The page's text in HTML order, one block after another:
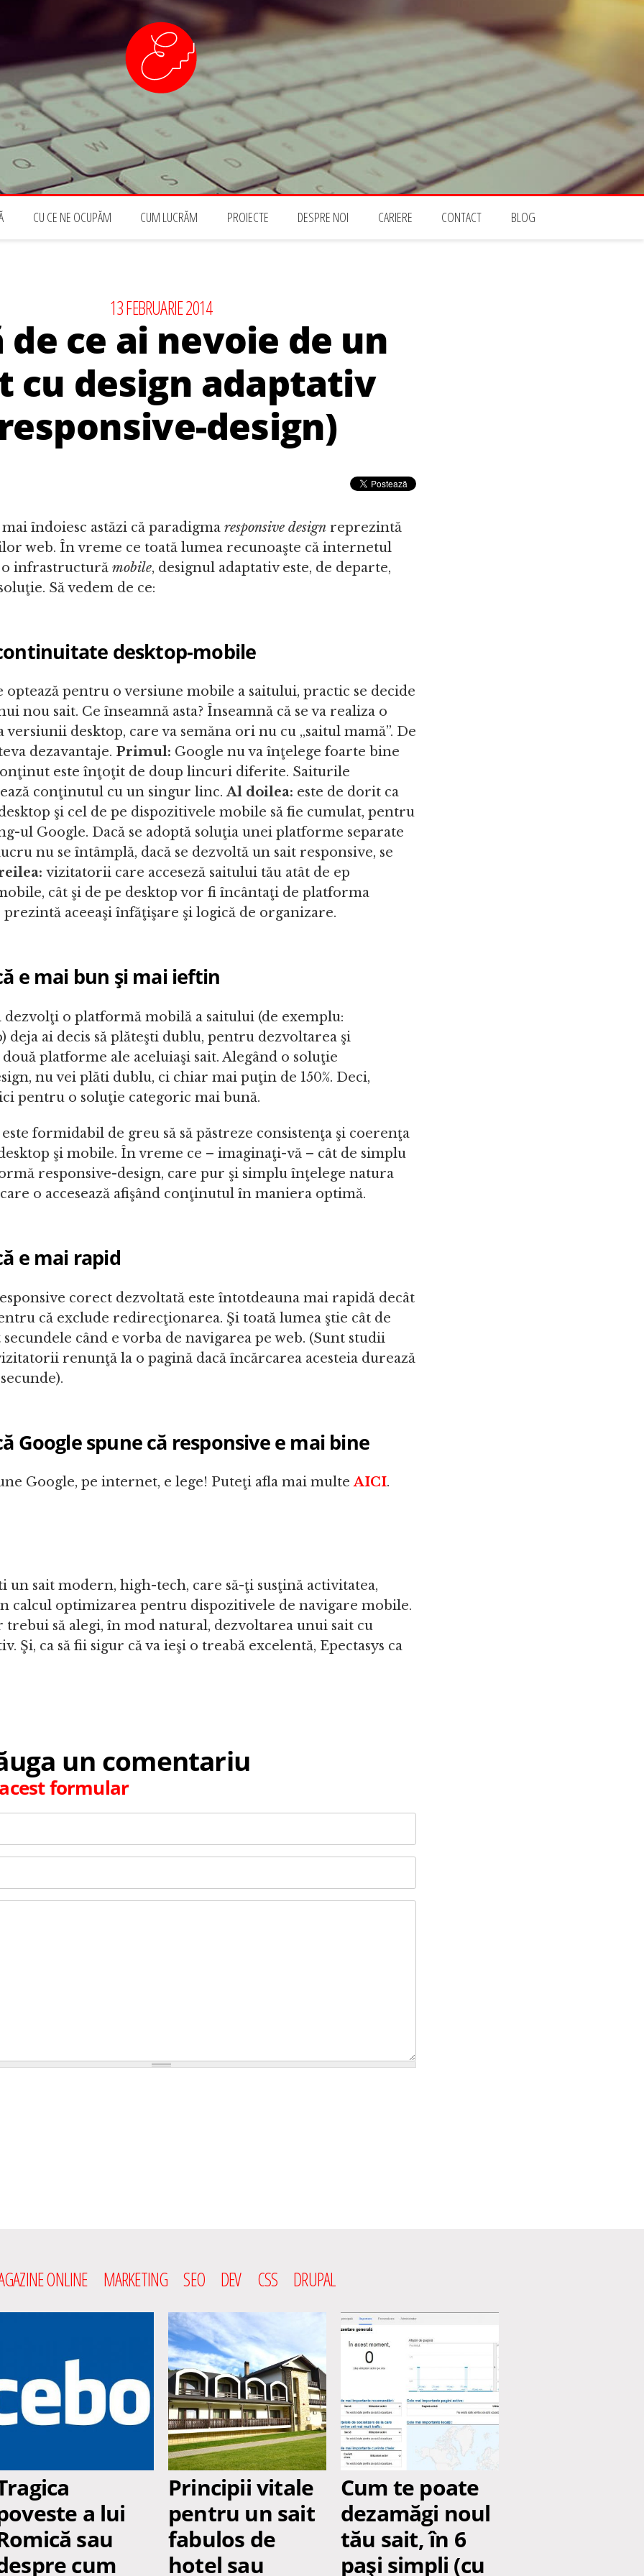
CU CE NE OCUPĂM CUM LUCRĂM PROIECTE DESPRE NOI CARIERE CONTACT BLOG
13 FEBRUARIE 2014
de ce ai nevoie de un
cu design adaptativ
design)
îndoiesc astăzi că paradigma responsive design reprezintă
web. În vreme ce toată lumea recunoaşte că internetul
o infrastructură mobile, designul adaptativ este, de departe,
Să vedem de ce:
desktop-mobile
optează pentru o versiune mobile a saitului, practic se decide
nou sait. Ce înseamnă asta? Înseamnă că se va realiza o
versiunii desktop, care va semăna ori nu cu „saitul mamă”. De
dezavantaje. Primul: Google nu va înţelege foarte bine
este înţoţit de doup lincuri diferite. Saiturile
conţinutul cu un singur linc.Al doilea: este de dorit ca
şi cel de pe dispozitivele mobile să fie cumulat, pentru
ul Google. Dacă se adoptă soluţia unei platforme separate
nu se întâmplă, dacă se dezvoltă un sait responsive, se
vizitatorii care acceseză saitului tău atât de ep
cât şi de pe desktop vor fi încântaţi de platforma
prezintă aceeaşi înfăţişare şi logică de organizare.
e mai bun şi mai ieftin
dezvolţi o platformă mobilă a saitului (de exemplu:
deja ai decis să plăteşti dublu, pentru dezvoltarea şi
platforme ale aceluiaşi sait. Alegând o soluţie
nu vei plăti dublu, ci chiar mai puţin de 150%. Deci,
pentru o soluţie categoric mai bună.
este formidabil de greu să să păstreze consistenţa şi coerenţa
şi mobile. În vreme ce – imaginaţi-vă – cât de simplu
responsive-design, care pur şi simplu înţelege natura
o accesează afişând conţinutul în maniera optimă.
e mai rapid
corect dezvoltată este întotdeauna mai rapidă decât
că exclude redirecţionarea. Şi toată lumea ştie cât de
când e vorba de navigarea pe web. (Sunt studii
renunţă la o pagină dacă încărcarea acesteia durează
Google spune că responsive e mai bine
Google, pe internet, e lege! Puteţi afla mai multeAICI.
un sait modern, high-tech, care să-ţi susţină activitatea,
calcul optimizarea pentru dispozitivele de navigare mobile.
trebui să alegi, în mod natural, dezvoltarea unui sait cu
Şi, ca să fii sigur că va ieşi o treabă excelentă, Epectasys ca
un comentariu
formular
ONLINE MARKETING SEO DEV CSS DRUPAL
a lui
sau
cum
Principii vitale
pentru un sait
fabulos de
hotel sau
Cum te poate
dezamăgi noul
tău sait, în 6
paşi simpli (cu